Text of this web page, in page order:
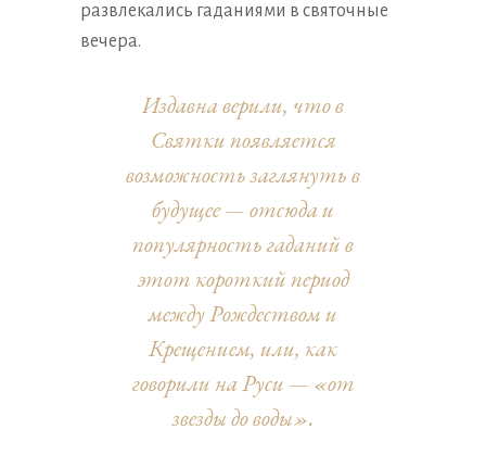
развлекались гаданиями в святочные
вечера.
Издавна верили, что в
Святки появляется
возможность заглянуть в
будущее — отсюда и
популярность гаданий в
этот короткий период
между Рождеством и
Крещением, или, как
говорили на Руси — «от
звезды до воды».